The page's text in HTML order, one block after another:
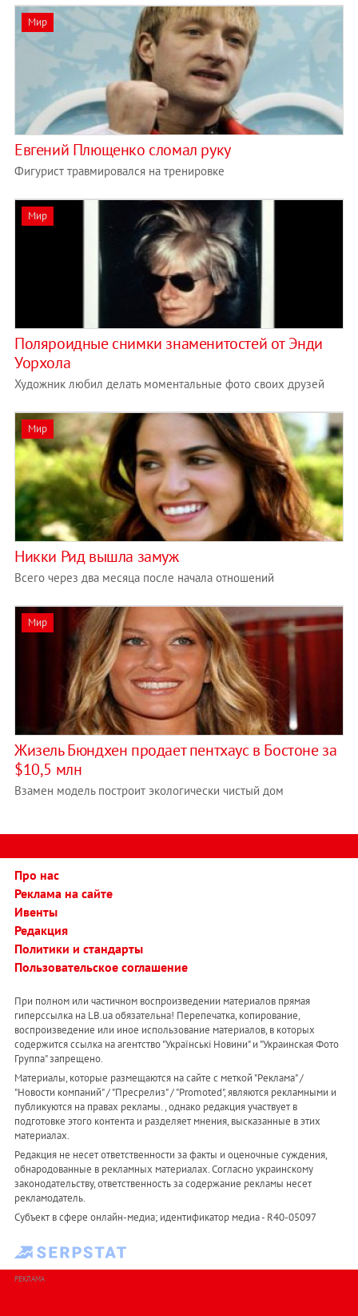
Мир
Евгений Плющенко сломал руку
Фигурист травмировался на тренировке
Мир
Поляроидные снимки знаменитостей от Энди
Уорхола
Художник любил делать моментальные фото своих друзей
Мир
Никки Рид вышла замуж
Всего через два месяца после начала отношений
Мир
Жизель Бюндхен продает пентхаус в Бостоне за
$10,5 млн
Взамен модель построит экологически чистый дом
Про нас
Реклама на сайте
Ивенты
Редакция
Политики и стандарты
Пользовательское соглашение
При полном или частичном воспроизведении материалов прямая
гиперссылка на LB.ua обязательна! Перепечатка, копирование,
воспроизведение или иное использование материалов, в которых
содержится ссылка на агентство "Українськi Новини" и "Украинская Фото
Группа" запрещено.
Материалы, которые размещаются на сайте с меткой "Реклама" /
"Новости компаний" / "Пресрелиз" / "Promoted", являются рекламными и
публикуются на правах рекламы. , однако редакция участвует в
подготовке этого контента и разделяет мнения, высказанные в этих
материалах.
Редакция не несет ответственности за факты и оценочные суждения,
обнародованные в рекламных материалах. Согласно украинскому
законодательству, ответственность за содержание рекламы несет
рекламодатель.
Субъект в сфере онлайн-медиа; идентификатор медиа - R40-05097
РЕКЛАМА